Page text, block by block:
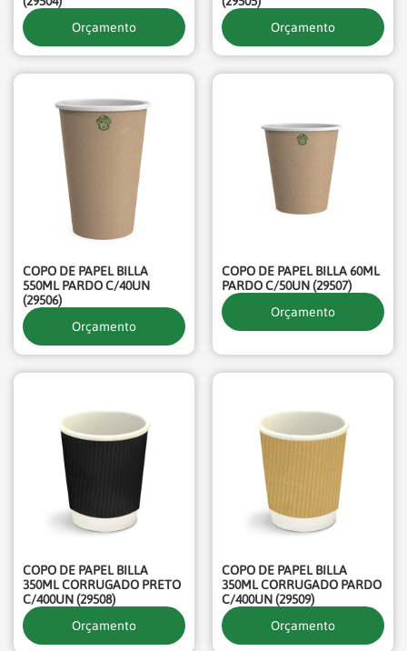
Orçamento
Orçamento
COPO DE PAPEL BILLA
550ML PARDO C/40UN
(29506)
Orçamento
COPO DE PAPEL BILLA 60ML
PARDO C/50UN (29507)
Orçamento
COPO DE PAPEL BILLA
350ML CORRUGADO PRETO
C/400UN (29508)
Orçamento
COPO DE PAPEL BILLA
350ML CORRUGADO PARDO
C/400UN (29509)
Orçamento